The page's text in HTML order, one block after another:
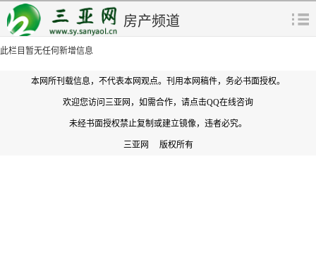
房产频道
此栏目暂无任何新增信息
本网所刊载信息，不代表本网观点。刊用本网稿件，务必书面授权。
欢迎您访问三亚网，如需合作， 请点击QQ在线咨询
未经书面授权禁止复制或建立镜像，违者必究。
三亚网 版权所有